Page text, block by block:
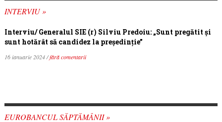
INTERVIU »
Interviu/ Generalul SIE (r) Silviu Predoiu: „Sunt pregătit și
sunt hotărât să candidez la președinție”
16 ianuarie 2024 /fără comentarii
EUROBANCUL SĂPTĂMÂNII »